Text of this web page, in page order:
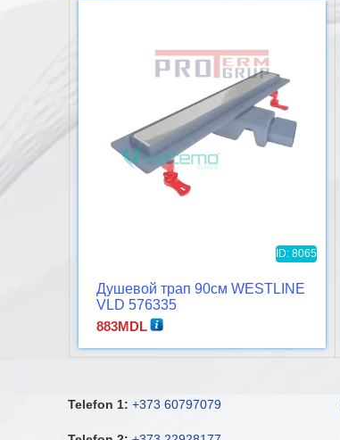
ID: 8065
Душевой трап 90см WESTLINE
VLD 576335
883MDL
Telefon 1: +373 60797079